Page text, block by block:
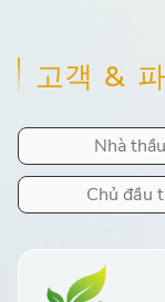
고객 &
Nhà thầu
Chủ đầu